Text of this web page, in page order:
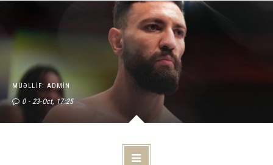
MÜƏLLIF: ADMIN
0 23-Oct, 17:25